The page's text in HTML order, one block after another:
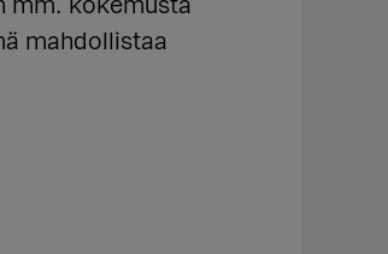
mm. kokemusta
mahdollistaa